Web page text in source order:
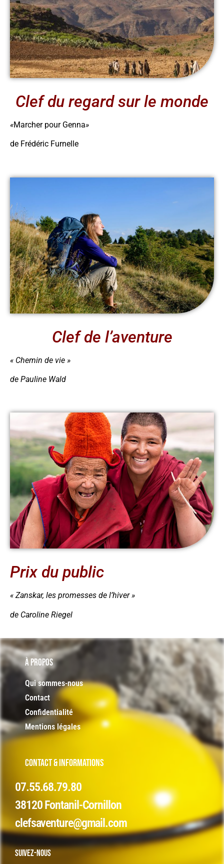
Clef du regard sur le monde
«Marcher pour Genna»
de Frédéric Furnelle
Clef de l’aventure
« Chemin de vie »
de Pauline Wald
Prix du public
« Zanskar, les promesses de l’hiver »
de Caroline Riegel
À PROPOS
Qui sommes-nous
Contact
Confidentialité
Mentions légales
CONTACT & INFORMATIONS
07.55.68.79.80
38120 Fontanil-Cornillon
clefsaventure@gmail.com
Suivez-nous